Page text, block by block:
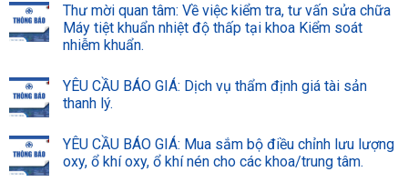
Thư mời quan tâm: Về việc kiểm tra, tư vấn sửa chữa
Máy tiệt khuẩn nhiệt độ thấp tại khoa Kiểm soát
nhiễm khuẩn.
YÊU CẦU BÁO GIÁ: Dịch vụ thẩm định giá tài sản
thanh lý.
YÊU CẦU BÁO GIÁ: Mua sắm bộ điều chỉnh lưu lượng
oxy, ổ khí oxy, ổ khí nén cho các khoa/trung tâm.